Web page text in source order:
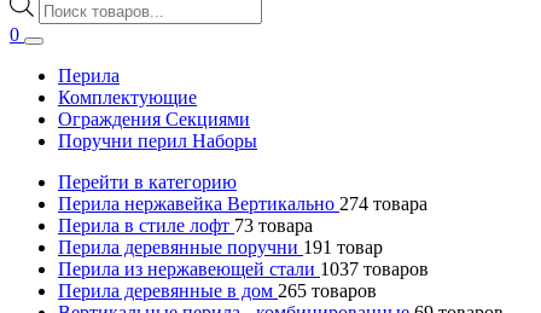
товаров
0
Перила
Комплектующие
Ограждения Секциями
Поручни перил Наборы
Перейти в категорию
Перила нержавейка Вертикально 274 товара
Перила в стиле лофт 73 товара
Перила деревянные поручни 191 товар
Перила из нержавеющей стали 1037 товаров
Перила деревянные в дом 265 товаров